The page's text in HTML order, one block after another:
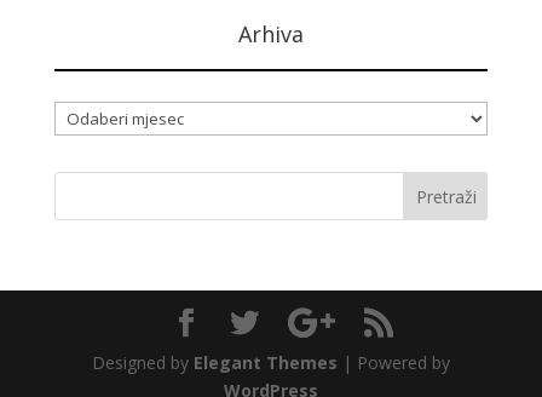
Arhiva
Arhiva
Designed by Elegant Themes | Powered by
WordPress